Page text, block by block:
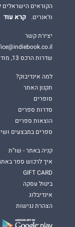
הקוראים
וז'אנרים.
קרא עוד
יצירת קשר
שדרות הרכס 13, מודיעין
למה אינדיבוק?
תקנון האתר
סופרים
סדרות ספרים
הוצאות ספרים
ספרים במבצעים
קניה באתר - שו"ת
איך לרכוש ספר
GIFT CARD
ביטול עסקה
אינדיבלוג
הצהרת נגישות